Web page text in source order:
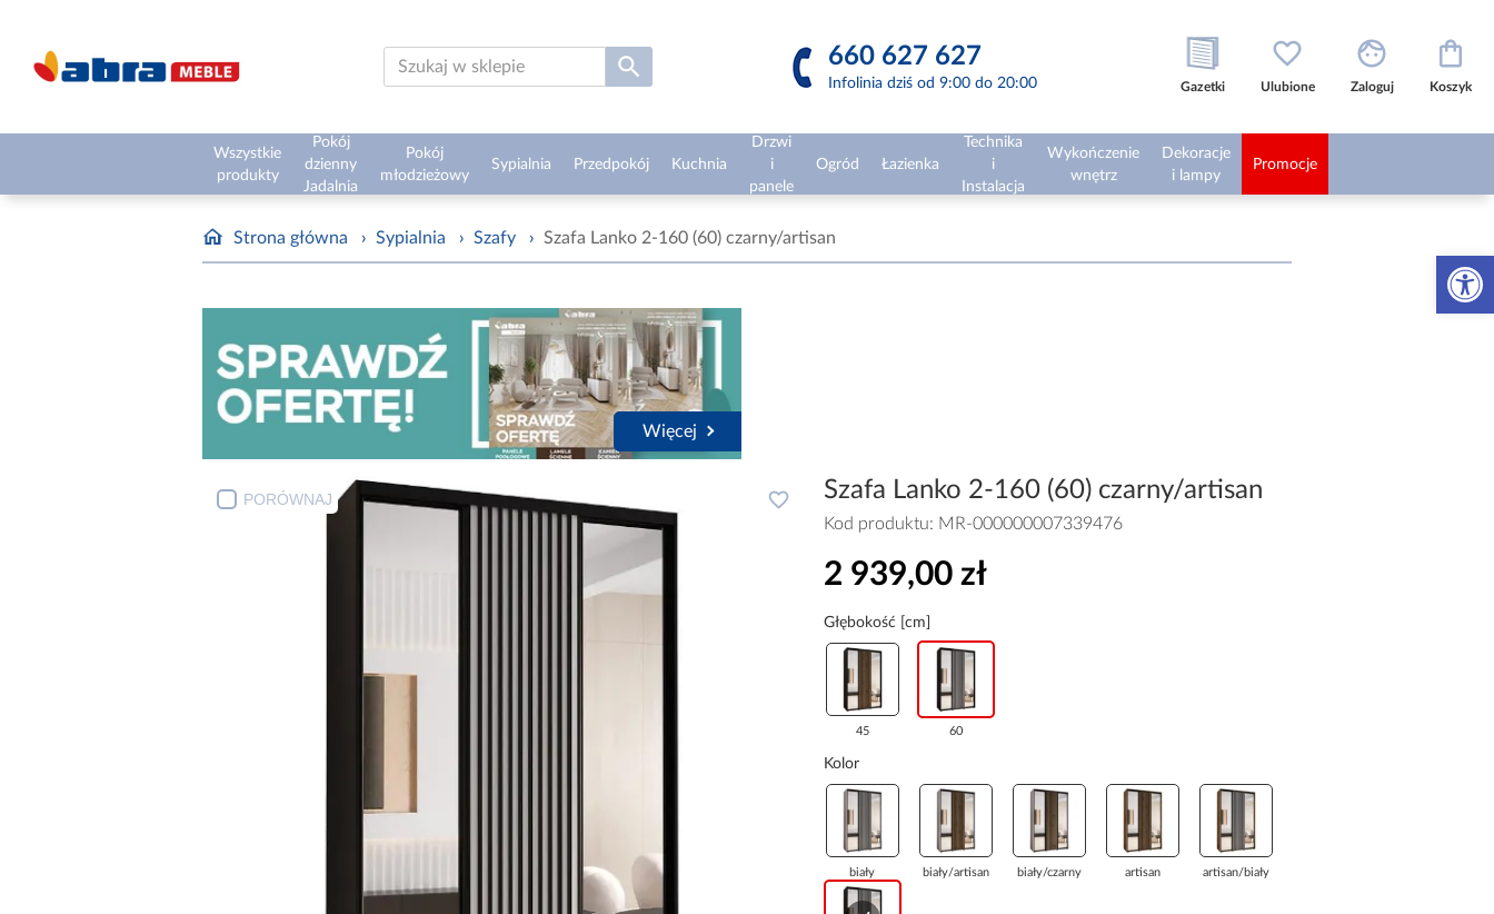
Otwórz
660 627 627
Infolinia dziś od 9:00 do 20:00 Gazetki Ulubione Zaloguj Koszyk
Wszystkie
produkty
Pokój
dzienny
Jadalnia
Pokój
młodzieżowy
Sypialnia Przedpokój Kuchnia
Drzwi
i
panele
Ogród Łazienka
Technika
i
Instalacja
Wykończenie
wnętrz
Dekoracje
i lampy
Promocje
Strona główna › Sypialnia › Szafy › Szafa Lanko 2-160 (60) czarny/artisan
Więcej
PORÓWNAJ Szafa Lanko 2-160 (60) czarny/artisan
Kod produktu: MR-000000007339476
2 939,00 zł
Głębokość [cm]
45 60
Kolor
biały biały/artisan biały/czarny artisan artisan/biały